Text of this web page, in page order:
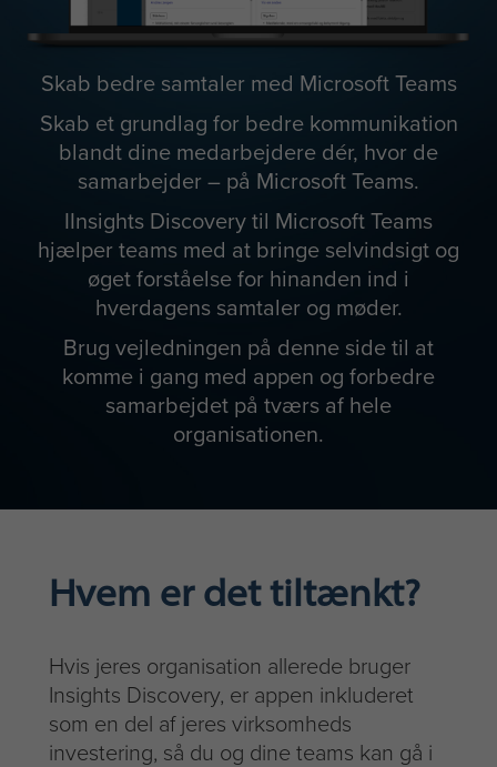
Skab bedre samtaler med Microsoft Teams
Skab et grundlag for bedre kommunikation
blandt dine medarbejdere dér, hvor de
samarbejder – på Microsoft Teams.
IInsights Discovery til Microsoft Teams
hjælper teams med at bringe selvindsigt og
øget forståelse for hinanden ind i
hverdagens samtaler og møder.
Brug vejledningen på denne side til at
komme i gang med appen og forbedre
samarbejdet på tværs af hele
organisationen.
Hvem er det tiltænkt?
Hvis jeres organisation allerede bruger
Insights Discovery, er appen inkluderet
som en del af jeres virksomheds
investering, så du og dine teams kan gå i